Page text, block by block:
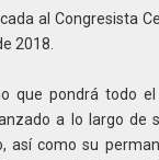
al Congresista
2018.
que pondrá todo
a lo largo de
así como su